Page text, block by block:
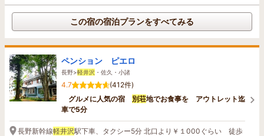
この宿の宿泊プランをすべてみる
ペンション ピエロ
長野>軽井沢 ・佐久・小諸
4.7
(412件)
グルメに人気の宿 別荘地でお食事を アウトレット迄
車で5分
長野新幹線軽井沢駅下車、タクシー5分 北口より￥１000ぐらい 徒歩